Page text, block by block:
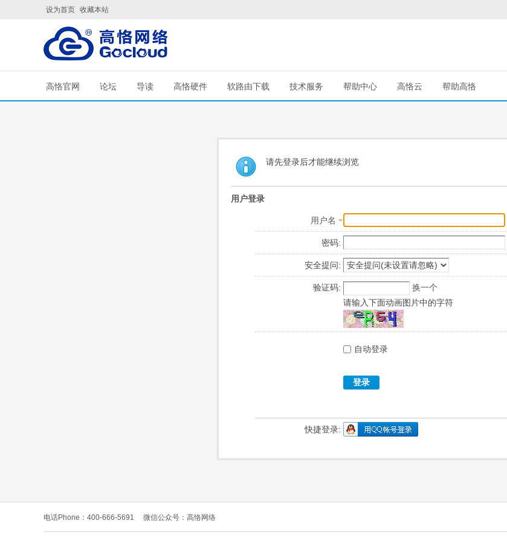
设为首页 收藏本站
高恪官网 论坛 导读 高恪硬件 软路由下载 技术服务 帮助中心 高恪云 帮助高恪
请先登录后才能继续浏览
用户登录
用户名
密码:
安全提问:
验证码:
换一个
请输入下面动画图片中的字符
自动登录
登录
快捷登录:
电话Phone：400-666-5691 微信公众号：高恪网络